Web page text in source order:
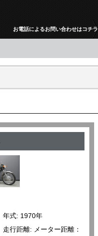
お電話によるお問い合わせはコチラ
年式: 1970年
走行距離: メーター距離：